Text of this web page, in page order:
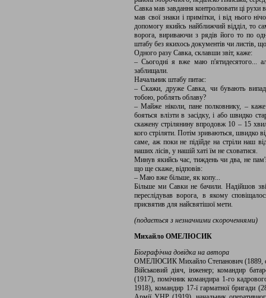
Савка мав завдання контролювати ці рухи
мав свої знаки і примітки, і від нього
допомогу якийсь найближчий відділ, то
ворога, вириваючи з рядів його то по
штабу без якихось документів чи листів,
Одного разу Савка, склавши звіт, каже:
– Сьогодні я вже маю п'ятидесятого...
заблищали.
Начальник штабу питає:
– Скажи, друже Савка, чи бувають
тобою, роблять облаву?
– Майже ніколи, пане полковнику, –
бояться влізти в засідку, і або швидко
скажену стрілянину впродовж 10 – 15
кого стріляти. Потім зриваються, швидко
саме, аж поки не підійде на стріли наш
наших лісів, у нашій хаті їм не сховатися.
Минув якийсь час, тиждень чи два, не
що ще скаже, відповів:
– Маю вже більше, як копу...
Більше ми Савки не бачили. Надійшов
переслідував ворога, в якому
присвятив для найсвятішої мети.
(подається з незначними скороченнями)
Михайло ОМЕЛЮСИК
Біографічна довідка на автора
ОМЕЛЮСИК Михайло Степанович (1889,
Військовий діяч, інженер; командир
(1917), помічник командира 1-го
1918), командир 17-ї гарматної бригади